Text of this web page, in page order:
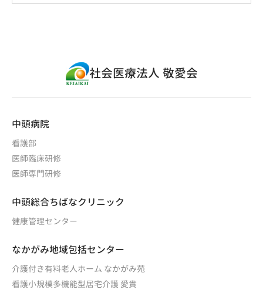
社会医療法人 敬愛会
中頭病院
看護部
医師臨床研修
医師専門研修
中頭総合ちばなクリニック
健康管理センター
なかがみ地域包括センター
介護付き有料老人ホーム なかがみ苑
看護小規模多機能型居宅介護 愛貴